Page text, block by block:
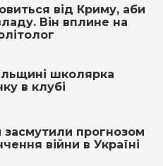
від Криму, аби
Він вплине на
школярка
в клубі
засмутили прогнозом
війни в Україні